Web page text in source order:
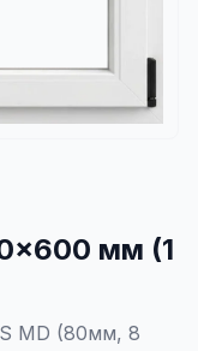
мм (1
MD (80мм, 8